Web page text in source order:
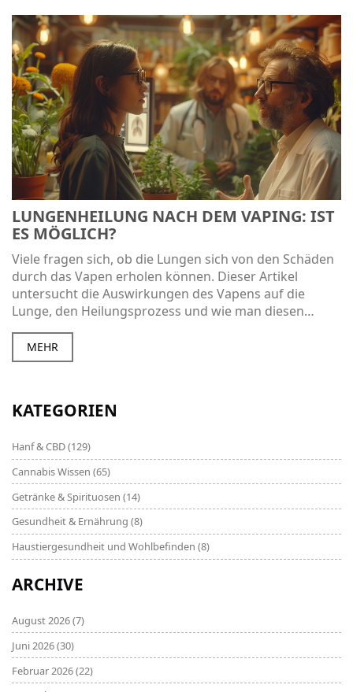
LUNGENHEILUNG NACH DEM VAPING: IST
ES MÖGLICH?
Viele fragen sich, ob die Lungen sich von den Schäden
durch das Vapen erholen können. Dieser Artikel
untersucht die Auswirkungen des Vapens auf die
Lunge, den Heilungsprozess und wie man diesen
unterstützen kann. Er bietet einen umfassenden
Überblick über den aktuellen Forschungsstand,
umfassende Tipps zur Schadensminimierung und
MEHR
KATEGORIEN
Hanf & CBD(129)
Cannabis Wissen (65)
Getränke & Spirituosen (14)
Gesundheit & Ernährung (8)
Haustiergesundheit und Wohlbefinden (8)
ARCHIVE
August 2026(7)
Juni 2026(30)
Februar 2026(22)